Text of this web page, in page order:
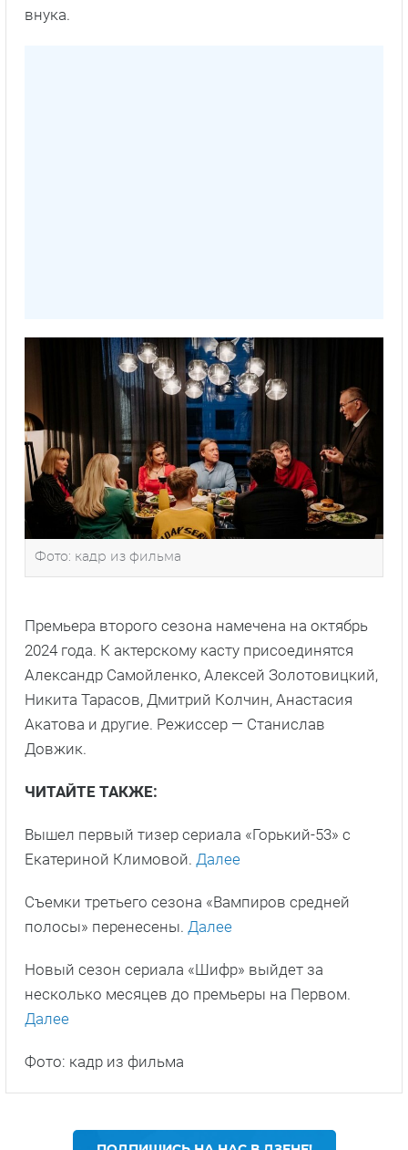
внука.
Фото: кадр из фильма
Премьера второго сезона намечена на октябрь
2024 года. К актерскому касту присоединятся
Александр Самойленко, Алексей Золотовицкий,
Никита Тарасов, Дмитрий Колчин, Анастасия
Акатова и другие. Режиссер — Станислав
Довжик.
ЧИТАЙТЕ ТАКЖЕ:
Вышел первый тизер сериала «Горький-53» с
Екатериной Климовой. Далее
Съемки третьего сезона «Вампиров средней
полосы» перенесены. Далее
Новый сезон сериала «Шифр» выйдет за
несколько месяцев до премьеры на Первом.
Далее
Фото: кадр из фильма